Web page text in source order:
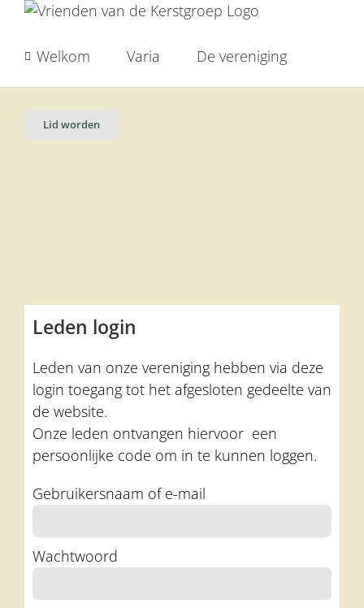
inhoudWelkom Varia De vereniging
Lid worden
Leden login
Leden van onze vereniging hebben via deze
login toegang tot het afgesloten gedeelte van
de website.
Onze leden ontvangen hiervoor een
persoonlijke code om in te kunnen loggen.
Gebruikersnaam of e-mail
Wachtwoord